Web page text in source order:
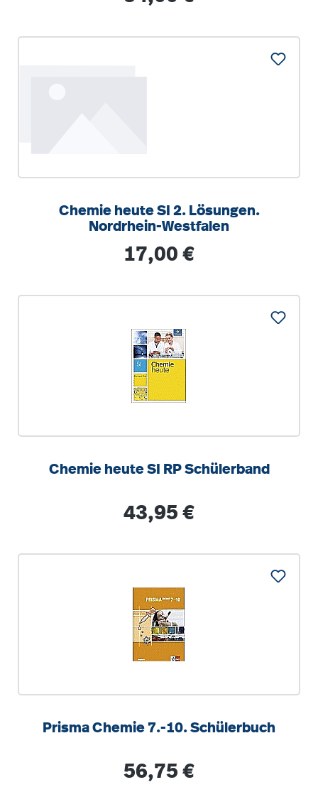
Chemie heute SI 2. Lösungen.
Nordrhein-Westfalen
Regulärer Preis:
17,00 €
Chemie heute SI RP Schülerband
Regulärer Preis:
43,95 €
Prisma Chemie 7.-10. Schülerbuch
Regulärer Preis:
56,75 €